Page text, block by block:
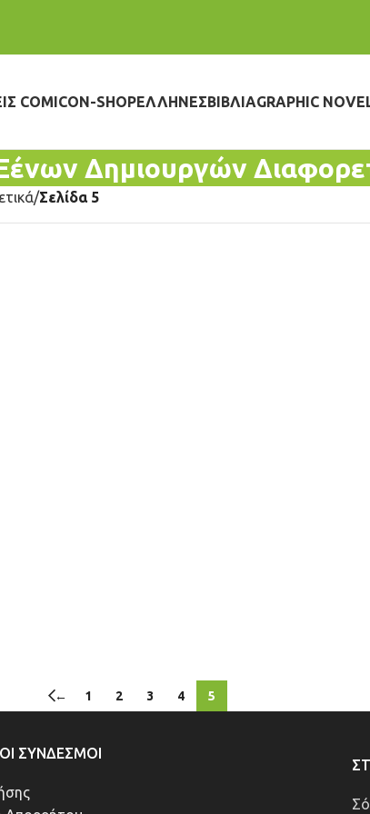
COMICON-SHOPΈΛΛΗΝΕΣΒΙΒΛΊΑGRAPHIC
Δημιουργών
Σελίδα 5
← 1 2 3 4 5
ΣΎΝΔΕΣΜΟΙ